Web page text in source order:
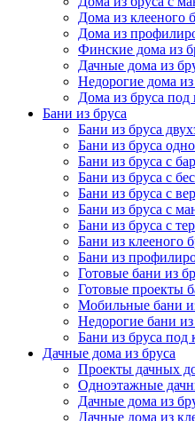
Дома из клееного
Дома из
Финские дома из
Дачные дома из
Недорогие дома из
Дома из бруса под
Бани из бруса
Бани из бруса
Бани из бруса
Бани из бруса с
Бани из бруса с
Бани из бруса с
Бани из бруса с
Бани из бруса с
Бани из клееного
Бани из
Готовые бани из
Готовые проекты
Мобильные бани
Недорогие бани из
Бани из бруса под
Дачные дома из бруса
Проекты дачных
Одноэтажные
Дачные дома из
Дачные дома из